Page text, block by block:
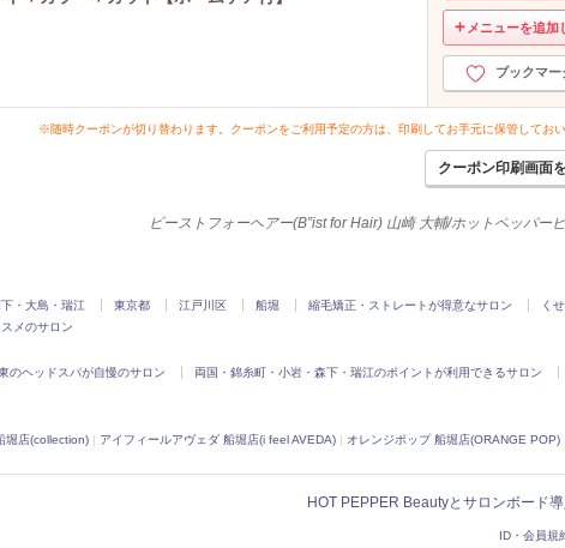
メニューを追加
ブックマー
※随時クーポンが切り替わります。クーポンをご利用予定の方は、印刷してお手元に保管しておい
クーポン印刷画面
ビーストフォーヘアー(B”ist for Hair) 山崎 大輔/ホットペッパー
・大島・瑞江 東京都 江戸川区 船堀 縮毛矯正・ストレートが得意なサロン く
メのサロン
のヘッドスパが自慢のサロン 両国・錦糸町・小岩・森下・瑞江のポイントが利用できるサロン
堀店(collection) | アイフィールアヴェダ 船堀店(i feel AVEDA) | オレンジポップ 船堀店(ORANGE POP)
HOT PEPPER Beautyとサロンボード
ID・会員規